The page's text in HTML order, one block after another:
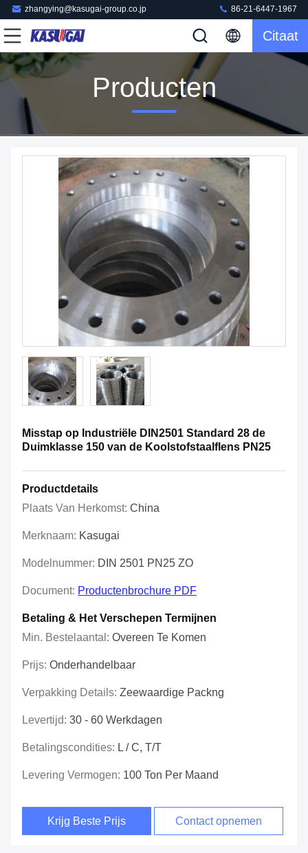
zhangying@kasugai-group.co.jp 86-21-6447-1967
Citaat
Producten
Misstap op Industriële DIN2501 Standard 28 de
Duimklasse 150 van de Koolstofstaalflens PN25
Productdetails
Plaats Van Herkomst: China
Merknaam: Kasugai
Modelnummer: DIN 2501 PN25 ZO
Document: Productenbrochure PDF
Betaling & Het Verschepen Termijnen
Min. Bestelaantal: Overeen Te Komen
Prijs: Onderhandelbaar
Verpakking Details: Zeewaardige Packng
Levertijd: 30 - 60 Werkdagen
Betalingscondities: L / C, T/T
Levering Vermogen: 100 Ton Per Maand
Krijg Beste Prijs Contact opnemen